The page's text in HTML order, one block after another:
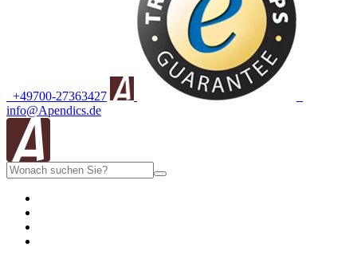
+49700-27363427
info@Apendics.de